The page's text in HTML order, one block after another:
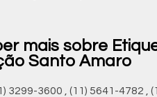
mais sobre
Santo Amaro
3299-3600 (11) 5641-4782